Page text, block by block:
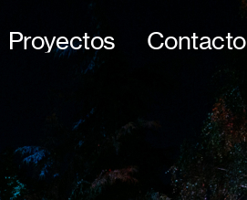
Proyectos Contacto